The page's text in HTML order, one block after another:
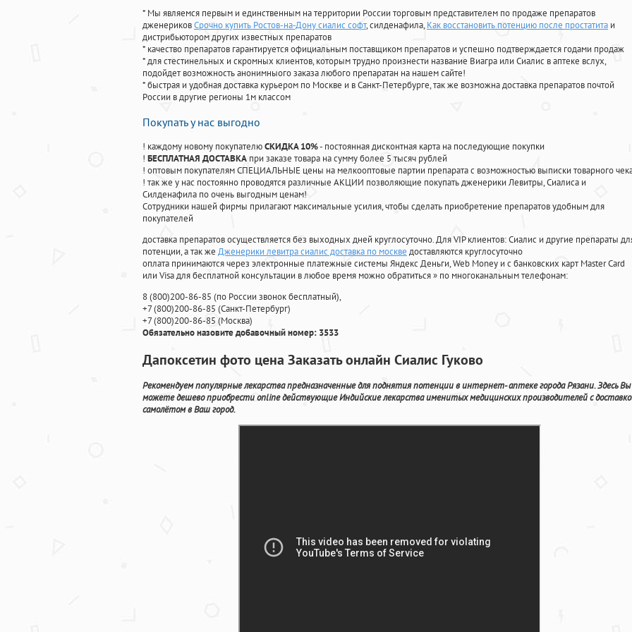
* Мы являемся первым и единственным на территории России торговым представителем по продаже препаратов
дженериковСрочно купить Ростов-на-Дону сиалис софт, силденафила, Как восстановить потенцию после простатита и
дистрибьютором других известных препаратов
* качество препаратов гарантируется официальным поставщиком препаратов и успешно подтверждается годами продаж
* для стестинельных и скромных клиентов, которым трудно произнести название Виагра или Сиалис в аптеке вслух,
подойдет возможность анонимныого заказа любого препаратан на нашем сайте!
* быстрая и удобная доставка курьером по Москве и в Санкт-Петербурге, так же возможна доставка препаратов почтой
России в другие регионы 1м классом
Покупать у нас выгодно
! каждому новому покупателюСКИДКА 10%- постоянная дисконтная карта на последующие покупки
! БЕСПЛАТНАЯ ДОСТАВКА при заказе товара на сумму более 5 тысяч рублей
! оптовым покупателям СПЕЦИАЛЬНЫЕ цены на мелкооптовые партии препарата с возможностью выписки товарного
! так же у нас постоянно проводятся различные АКЦИИ позволяющие покупать дженерики Левитры, Сиалиса и
Силденафила по очень выгодным ценам!
Cотрудники нашей фирмы прилагают максимальные усилия, чтобы сделать приобретение препаратов удобным для
покупателей
доставка препаратов осуществляется без выходных дней круглосуточно. Для VIP клиентов: Сиалис и другие препараты
потенции, а так же Дженерики левитра сиалис доставка по москве доставляются круглосуточно
оплата принимаются через электронные платежные системы Яндекс Деньги, Web Money и с банковских карт Master Card
или Visa для бесплатной консультации в любое время можно обратиться» по многоканальным телефонам:
8(800)200-86-85 (по России звонок бесплатный),
+7(800)200-86-85 (Санкт-Петербург)
+7(800)200-86-85 (Москва)
Обязательно назовите добавочный номер: 3533
Дапоксетин фото цена Заказать онлайн Сиалис Гуково
Рекомендуем популярные лекарства предназначенные для поднятия потенции в интернет- аптеке города Рязани. Здесь Вы
можете дешево приобрести online действующие Индийские лекарства именитых медицинских производителей с
самолётом в Ваш город.